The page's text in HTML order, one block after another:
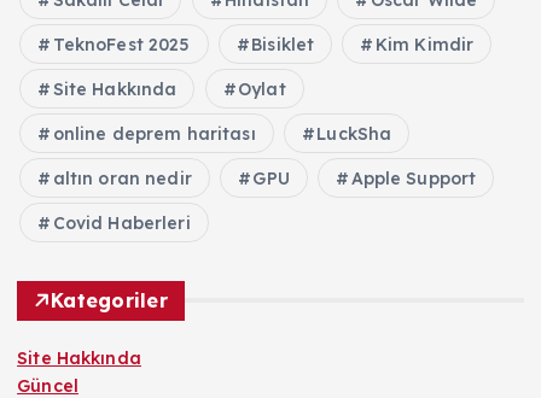
TeknoFest 2025 Bisiklet Kim Kimdir
Site Hakkında Oylat
online deprem haritası LuckSha
altın oran nedir GPU Apple Support
Covid Haberleri
Kategoriler
Site Hakkında
Güncel